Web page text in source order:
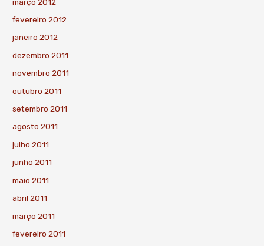
fevereiro 2012
janeiro 2012
dezembro 2011
novembro 2011
outubro 2011
setembro 2011
agosto 2011
julho 2011
junho 2011
maio 2011
abril 2011
março 2011
fevereiro 2011